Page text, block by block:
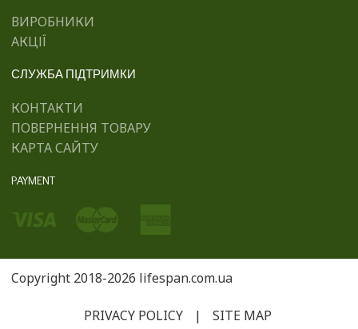
ВИРОБНИКИ
АКЦІЇ
СЛУЖБА ПІДТРИМКИ
КОНТАКТИ
ПОВЕРНЕННЯ ТОВАРУ
КАРТА САЙТУ
PAYMENT
Copyright 2018-2026 lifespan.com.ua
PRIVACY POLICY | SITE MAP